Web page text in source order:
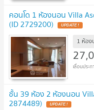
คอนโด 1 ห้องนอน Villa
(ID 2729200) UPDATE !
1 ห้อง
ชั้น 39 ห้อง 2 ห้องนอน
2874489) UPDATE !